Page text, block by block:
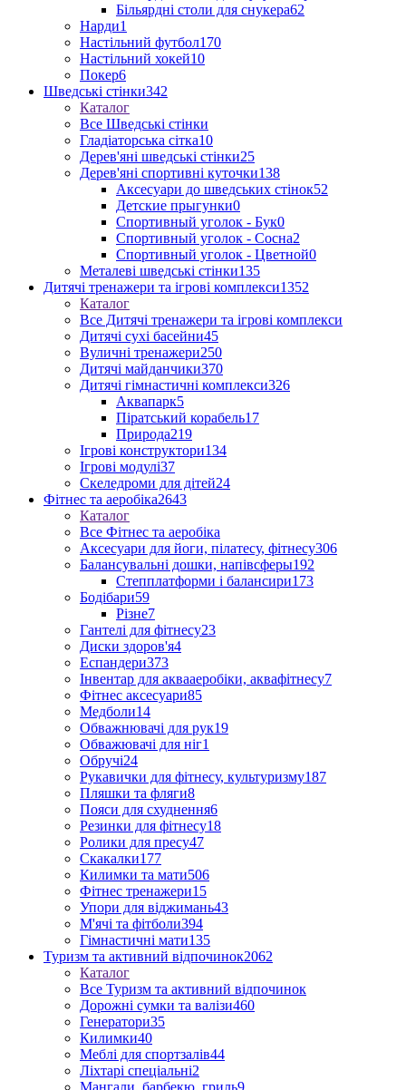
Більярдні столи для снукера62
Нарди1
Настільний футбол170
Настільний хокей10
Покер6
Шведські стінки342
Каталог
Все Шведські стінки
Гладіаторська сітка10
Дерев'яні шведські стінки25
Дерев'яні спортивні куточки138
Аксесуари до шведських стінок52
Детские прыгунки0
Спортивный уголок - Бук0
Спортивный уголок - Сосна2
Спортивный уголок - Цветной0
Металеві шведські стінки135
Дитячі тренажери та ігрові комплекси1352
Каталог
Все Дитячі тренажери та ігрові комплекси
Дитячі сухі басейни45
Вуличні тренажери250
Дитячі майданчики370
Дитячі гімнастичні комплекси326
Аквапарк5
Піратський корабель17
Природа219
Ігрові конструктори134
Ігрові модулі37
Скеледроми для дітей24
Фітнес та аеробіка2643
Каталог
Все Фітнес та аеробіка
Аксесуари для йоги, пілатесу, фітнесу306
Балансувальні дошки, напівсферы192
Степплатформи і балансири173
Бодібари59
Різне7
Гантелі для фітнесу23
Диски здоров'я4
Еспандери373
Інвентар для аквааеробіки, аквафітнесу7
Фітнес аксесуари85
Медболи14
Обважнювачі для рук19
Обважювачі для ніг1
Обручі24
Рукавички для фітнесу, культуризму187
Пляшки та фляги8
Пояси для схуднення6
Резинки для фітнесу18
Ролики для пресу47
Скакалки177
Килимки та мати506
Фітнес тренажери15
Упори для віджимань43
М'ячі та фітболи394
Гімнастичні мати135
Туризм та активний відпочинок2062
Каталог
Все Туризм та активний відпочинок
Дорожні сумки та валізи460
Генератори35
Килимки40
Меблі для спортзалів44
Ліхтарі спеціальні2
Мангали, барбекю, гриль9